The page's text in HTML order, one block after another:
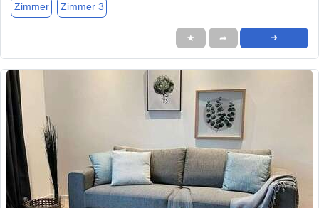
Zimmer Zimmer 3
★ ➦ ➜